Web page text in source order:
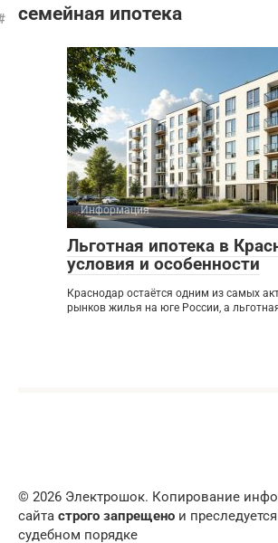
семейная ипотека
Информация
Льготная ипотека в
условия и особенности
Краснодар остаётся одним из самых
рынков жилья на юге России, а
© 2026 Электрошок. Копирование
сайта строго запрещено и
судебном порядке